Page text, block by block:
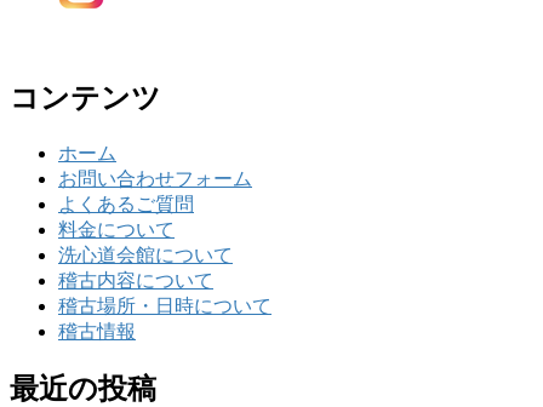
コンテンツ
ホーム
お問い合わせフォーム
よくあるご質問
料金について
洗心道会館について
稽古内容について
稽古場所・日時について
稽古情報
最近の投稿